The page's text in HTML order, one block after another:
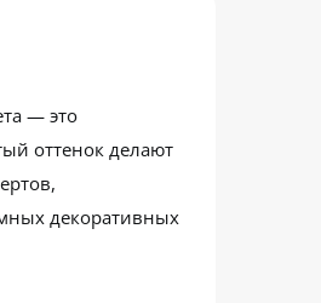
— это
оттенок делают
декоративных